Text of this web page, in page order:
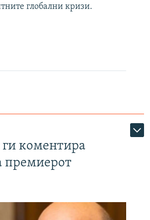
глобални кризи.
ги коментира
премиерот